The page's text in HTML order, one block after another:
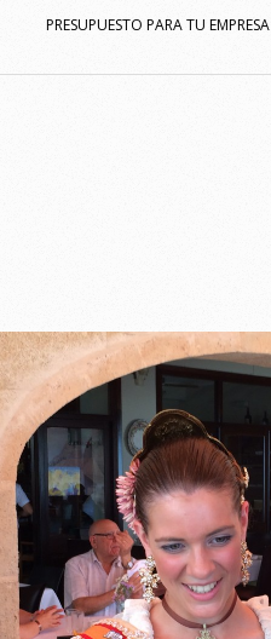
PRESUPUESTO PARA TU EMPRESA